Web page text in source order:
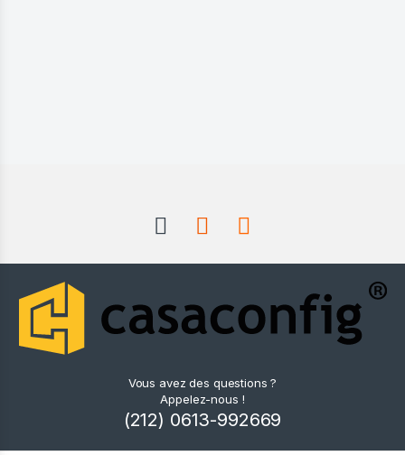
Vous avez des questions ?
Appelez-nous !
(212) 0613-992669